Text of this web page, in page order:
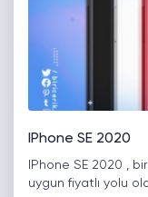
IPhone SE 2020
IPhone SE 2020 ,
uygun fiyatlı yolu